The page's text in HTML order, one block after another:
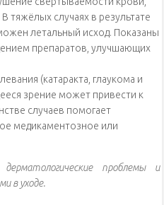
тяжёлых случаях в результате
летальный исход. Показаны
препаратов, улучшающих
(катаракта, глаукома и
зрение может привести к
случаев помогает
медикаментозное или
проблемы и
в уходе.